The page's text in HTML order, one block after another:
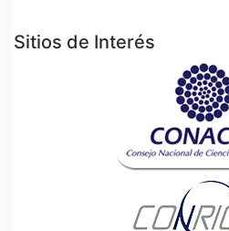
Sitios de Interés